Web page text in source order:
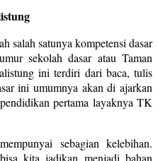
salah satunya kompetensi dasar
sekolah dasar atau Taman
ini terdiri dari baca, tulis
ini umumnya akan di ajarkan
pertama layaknya TK
sebagian kelebihan.
kita jadikan menjadi bahan